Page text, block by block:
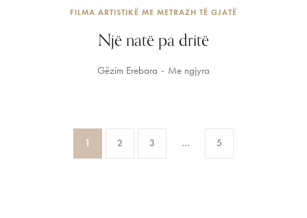
FILMA ARTISTIKË ME METRAZH TË GJATË
Një natë pa dritë
Gëzim Erebara Me ngjyra
1 2 3 … 5